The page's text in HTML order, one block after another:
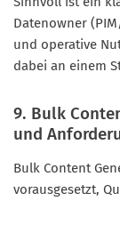
Datenowner
und operative
dabei an einem
9. Bulk
und
Bulk Content
vorausgesetzt,